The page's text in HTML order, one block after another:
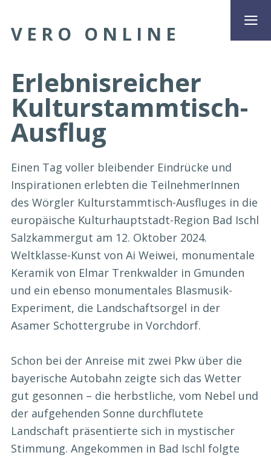
VERO ONLINE
Erlebnisreicher
Kulturstammtisch-
Ausflug
Einen Tag voller bleibender Eindrücke und
Inspirationen erlebten die TeilnehmerInnen
des Wörgler Kulturstammtisch-Ausfluges in die
europäische Kulturhauptstadt-Region Bad Ischl
Salzkammergut am 12. Oktober 2024.
Weltklasse-Kunst von Ai Weiwei, monumentale
Keramik von Elmar Trenkwalder in Gmunden
und ein ebenso monumentales Blasmusik-
Experiment, die Landschaftsorgel in der
Asamer Schottergrube in Vorchdorf.
Schon bei der Anreise mit zwei Pkw über die
bayerische Autobahn zeigte sich das Wetter
gut gesonnen – die herbstliche, vom Nebel und
der aufgehenden Sonne durchflutete
Landschaft präsentierte sich in mystischer
Stimmung. Angekommen in Bad Ischl folgte